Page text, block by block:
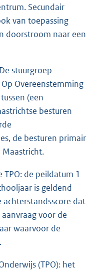
Secundair
van toepassing
doorstroom naar een
stuurgroep
Overeenstemming
(een
besturen
de besturen primair
Maastricht.
TPO: de peildatum 1
is geldend
dat
voor de
waarvoor de
(TPO): het